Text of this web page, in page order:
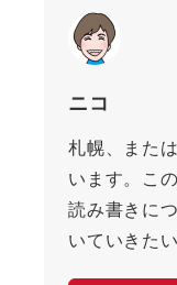
ニコ
札幌、また
います。こ
読み書きに
いていきたい